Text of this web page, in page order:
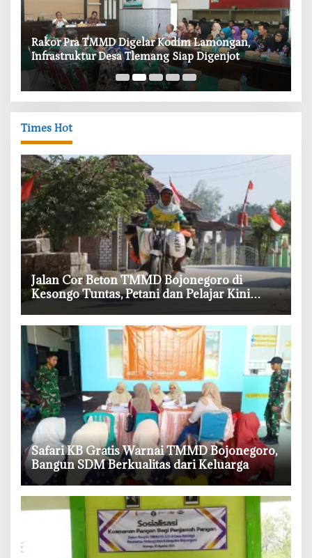
‎Rakor Pra TMMD Digelar Kodim Lamongan,
Infrastruktur Desa Tlemang Siap Digenjot
Times Hot
‎Jalan Cor Beton TMMD Bojonegoro di
Kesongo Tuntas, Petani dan Pelajar Kini
‎Safari KB Gratis Warnai TMMD Bojonegoro,
Bangun SDM Berkualitas dari Keluarga